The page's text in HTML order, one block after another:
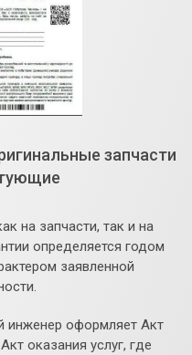
запчасти
на запчасти, так и на
определяется годом
заявленной
инженер оформляет Акт
оказания услуг, где